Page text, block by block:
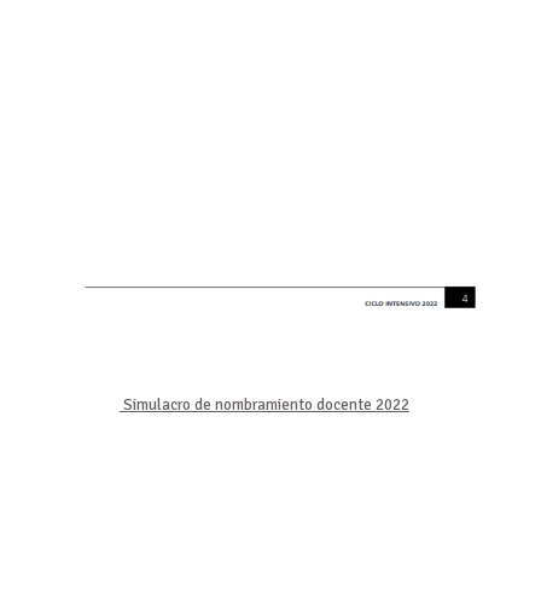
Simulacro de nombramiento docente 2022